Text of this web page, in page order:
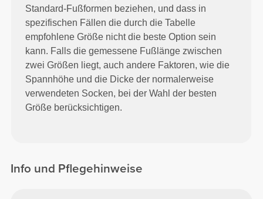
Standard-Fußformen beziehen, und dass in
spezifischen Fällen die durch die Tabelle
empfohlene Größe nicht die beste Option sein
kann. Falls die gemessene Fußlänge zwischen
zwei Größen liegt, auch andere Faktoren, wie die
Spannhöhe und die Dicke der normalerweise
verwendeten Socken, bei der Wahl der besten
Größe berücksichtigen.
Info und Pflegehinweise